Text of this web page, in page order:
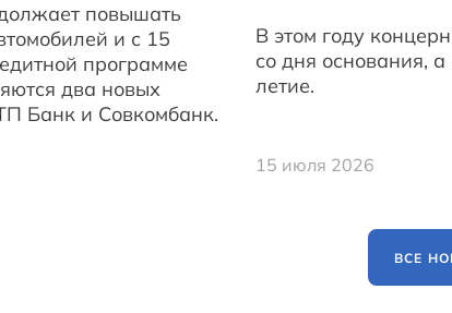
повышать
и с 15
программе
два новых
Банк и Совкомбанк.
В этом году
со дня основания, а
летие.
15 июля 2026
ВСЕ